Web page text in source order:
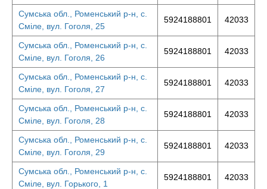
Сумська обл., Роменський р-н, с.
Сміле, вул. Гоголя, 25
5924188801 42033
Сумська обл., Роменський р-н, с.
Сміле, вул. Гоголя, 26
5924188801 42033
Сумська обл., Роменський р-н, с.
Сміле, вул. Гоголя, 27
5924188801 42033
Сумська обл., Роменський р-н, с.
Сміле, вул. Гоголя, 28
5924188801 42033
Сумська обл., Роменський р-н, с.
Сміле, вул. Гоголя, 29
5924188801 42033
Сумська обл., Роменський р-н, с.
Сміле, вул. Горького, 1
5924188801 42033